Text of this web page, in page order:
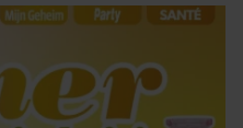
van hun services. U
als u onze website blijft